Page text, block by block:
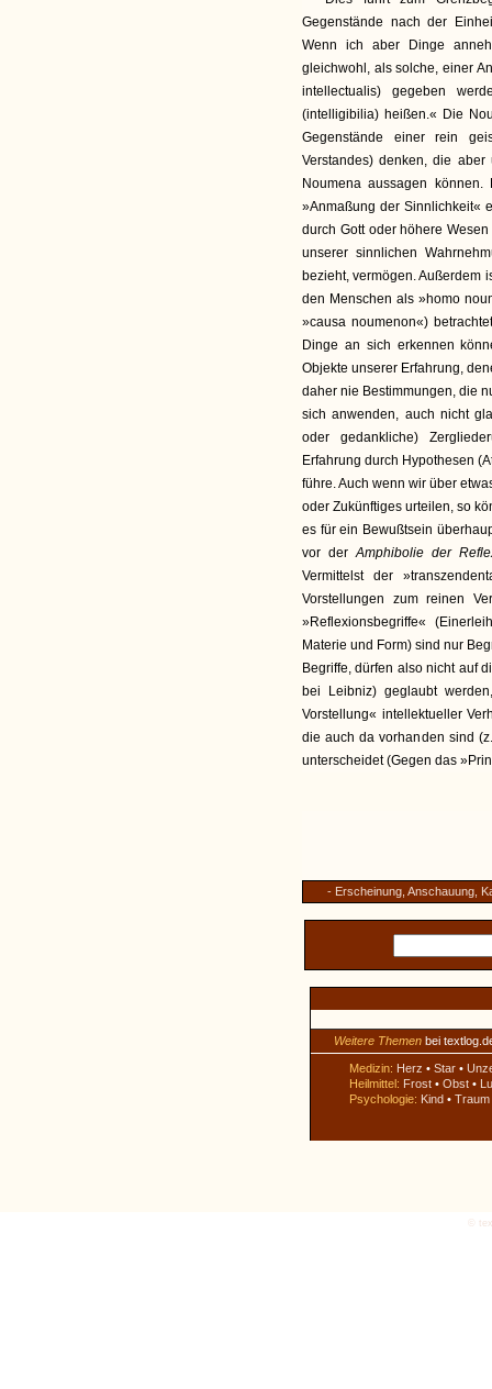
Gegenstände nach der
Wenn ich aber Dinge
gleichwohl, als solche, einer
intellectualis) gegeben
(intelligibilia) heißen.« Die
Gegenstände einer rein
Verstandes) denken, die
Noumena aussagen
»Anmaßung der Sinnlichkeit«
durch Gott oder höhere
unserer sinnlichen
bezieht, vermögen. Außerdem
den Menschen als »homo
»causa noumenon«)
Dinge an sich erkennen
Objekte unserer Erfahrung,
daher nie Bestimmungen, die
sich anwenden, auch nicht
oder gedankliche)
Erfahrung durch Hypothesen
führe. Auch wenn wir über
oder Zukünftiges urteilen, so
es für ein Bewußtsein
vor derAmphibolie der
Vermittelst der
Vorstellungen zum reinen
»Reflexionsbegriffe«
Materie und Form) sind nur
Begriffe, dürfen also nicht auf
bei Leibniz) geglaubt
Vorstellung« intellektueller
die auch da vorhanden sind
unterscheidet (Gegen das
- Erscheinung, Anschauung,
Weitere Themen bei
Medizin: Herz • Star •
Heilmittel: Frost • Obst •
Psychologie: Kind • Traum
©